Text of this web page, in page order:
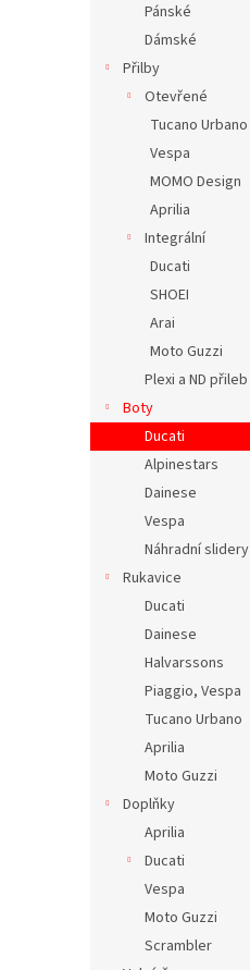
Pánské
Dámské
Přilby
Otevřené
Tucano Urbano
Vespa
MOMO Design
Aprilia
Integrální
Ducati
SHOEI
Arai
Moto Guzzi
Plexi a ND přileb
Boty
Ducati
Alpinestars
Dainese
Vespa
Náhradní slidery
Rukavice
Ducati
Dainese
Halvarssons
Piaggio, Vespa
Tucano Urbano
Aprilia
Moto Guzzi
Doplňky
Aprilia
Ducati
Vespa
Moto Guzzi
Scrambler